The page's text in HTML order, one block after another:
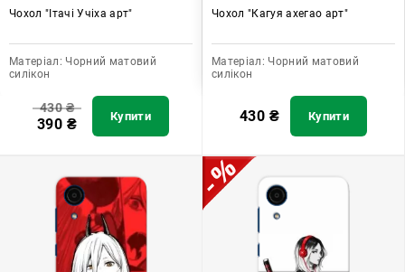
Чохол "Ітачі Учіха арт"
Матеріал: Чорний матовий
силікон
430₴
390 ₴ Купити
Чохол "Кагуя ахегао арт"
Матеріал: Чорний матовий
силікон
430 ₴ Купити